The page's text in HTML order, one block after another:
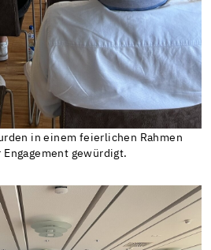
in einem feierlichen Rahmen
Engagement gewürdigt.